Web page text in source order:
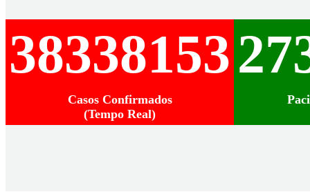
38338153
Casos Confirmados
(Tempo Real)